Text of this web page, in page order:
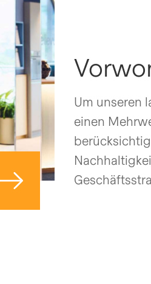
Navigiere zu Seite
Um unseren
einen